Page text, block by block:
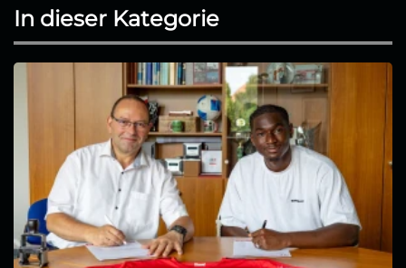
In dieser Kategorie